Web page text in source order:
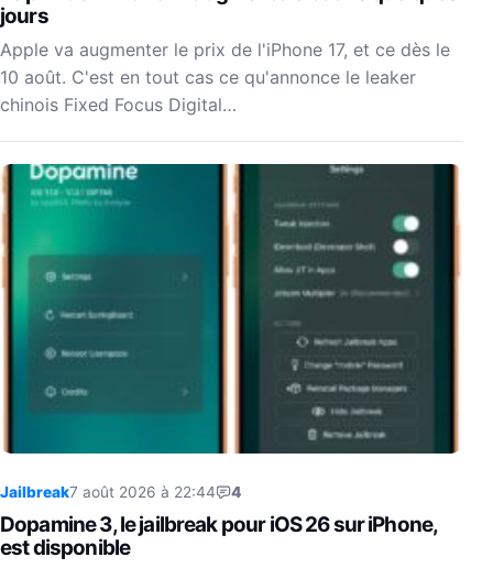
jours
Apple va augmenter le prix de l'iPhone 17, et ce dès le
10 août. C'est en tout cas ce qu'annonce le leaker
chinois Fixed Focus Digital…
Jailbreak7 août 2026 à 22:44 4
Dopamine 3, le jailbreak pour iOS 26 sur iPhone,
est disponible